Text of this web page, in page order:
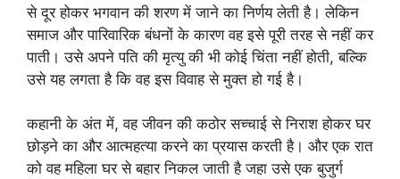
से दूर होकर भगवान की शरण में जाने का निर्णय लेती है। लेकिन
समाज और पारिवारिक बंधनों के कारण वह इसे पूरी तरह से नहीं कर
पाती। उसे अपने पति की मृत्यु की भी कोई चिंता नहीं होती, बल्कि
उसे यह लगता है कि वह इस विवाह से मुक्त हो गई है।
कहानी के अंत में, वह जीवन की कठोर सच्चाई से निराश होकर घर
छोड़ने का और आत्महत्या करने का प्रयास करती है। और एक रात
को वह महिला घर से बहार निकल जाती है जहा उसे एक बुजुर्ग